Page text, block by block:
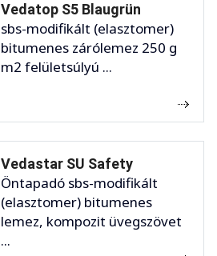
Vedatop S5 Blaugrün
sbs-modifikált (elasztomer)
bitumenes zárólemez 250 g
m2 felületsúlyú ...
Vedastar SU Safety
Öntapadó sbs-modifikált
(elasztomer) bitumenes
lemez, kompozit üvegszövet
...